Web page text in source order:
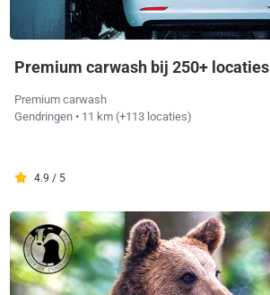
Premium carwash bij 250+ locaties
Premium carwash
Gendringen • 11 km (+113 locaties)
4.9 / 5